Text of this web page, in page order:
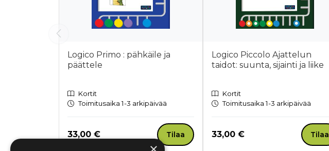
Logico Primo : pähkäile ja
päättele
Kortit
Toimitusaika 1-3 arkipäivää
Hinta nyt
33,00 € Tilaa
Logico Piccolo Ajattelun
taidot: suunta, sijainti ja liike
Kortit
Toimitusaika 1-3 arkipäivää
Hinta nyt
33,00 € Tilaa